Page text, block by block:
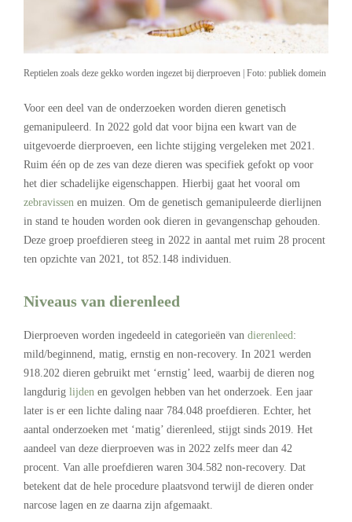
Reptielen zoals deze gekko worden ingezet bij dierproeven | Foto: publiek domein
Voor een deel van de onderzoeken worden dieren genetisch
gemanipuleerd. In 2022 gold dat voor bijna een kwart van de
uitgevoerde dierproeven, een lichte stijging vergeleken met 2021.
Ruim één op de zes van deze dieren was specifiek gefokt op voor
het dier schadelijke eigenschappen. Hierbij gaat het vooral om
zebravissen en muizen. Om de genetisch gemanipuleerde dierlijnen
in stand te houden worden ook dieren in gevangenschap gehouden.
Deze groep proefdieren steeg in 2022 in aantal met ruim 28 procent
ten opzichte van 2021, tot 852.148 individuen.
Niveaus van dierenleed
Dierproeven worden ingedeeld in categorieën van dierenleed:
mild/beginnend, matig, ernstig en non-recovery. In 2021 werden
918.202 dieren gebruikt met ‘ernstig’ leed, waarbij de dieren nog
langdurig lijden en gevolgen hebben van het onderzoek. Een jaar
later is er een lichte daling naar 784.048 proefdieren. Echter, het
aantal onderzoeken met ‘matig’ dierenleed, stijgt sinds 2019. Het
aandeel van deze dierproeven was in 2022 zelfs meer dan 42
procent. Van alle proefdieren waren 304.582 non-recovery. Dat
betekent dat de hele procedure plaatsvond terwijl de dieren onder
narcose lagen en ze daarna zijn afgemaakt.